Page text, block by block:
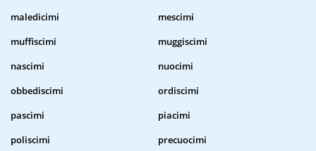
maledicimi
mescimi
muffiscimi
muggiscimi
nascimi
nuocimi
obbediscimi
ordiscimi
pascimi
piacimi
poliscimi
precuocimi